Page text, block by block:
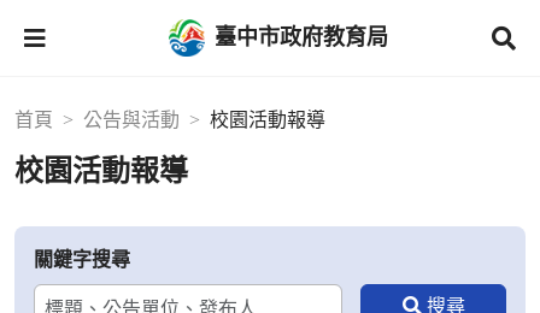
臺中市政府教育局
首頁 公告與活動 校園活動報導
校園活動報導
關鍵字搜尋